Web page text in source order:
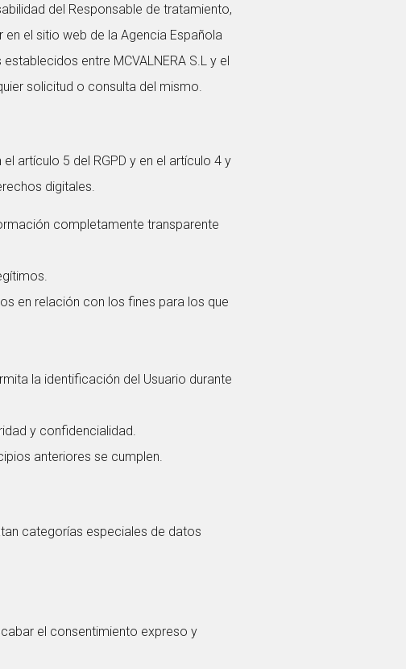
del Responsable de tratamiento,
el sitio web de la Agencia Española
entre MCVALNERA S.L y el
solicitud o consulta del mismo.
artículo 5 del RGPD y en el artículo 4 y
digitales.
completamente transparente
en relación con los fines para los que
la identificación del Usuario durante
y confidencialidad.
anteriores se cumplen.
categorías especiales de datos
el consentimiento expreso y